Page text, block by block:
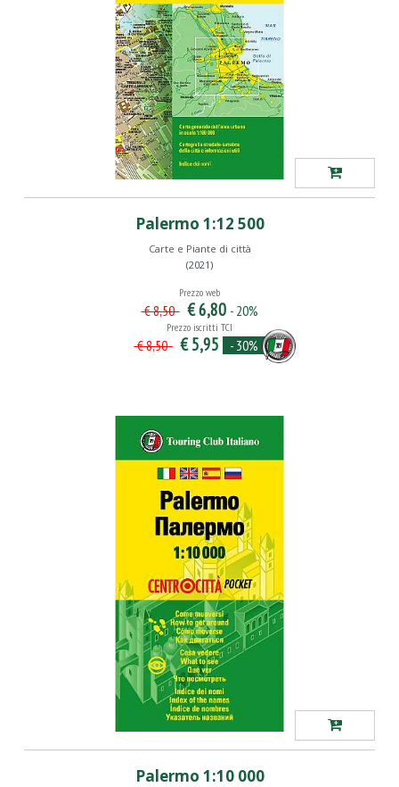
Palermo 1:12 500
Carte e Piante di città
(2021)
Prezzo web
€ 8,50 € 6,80 - 20%
Prezzo iscritti TCI
€ 8,50 € 5,95 - 30%
Palermo 1:10 000